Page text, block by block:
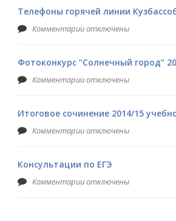
Телефоны горячей линии
Комментарии отключены
Фотоконкурс “Солнечный город”
Комментарии отключены
Итоговое сочинение 2014/15
Комментарии отключены
Консультации по ЕГЭ
Комментарии отключены